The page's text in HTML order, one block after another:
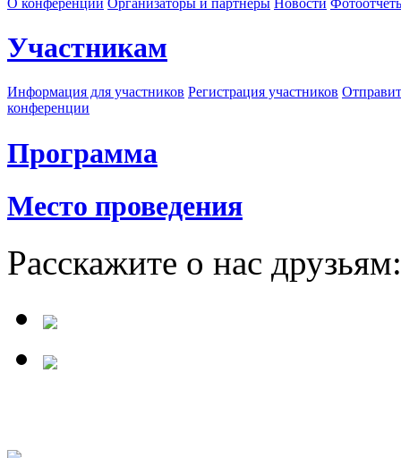
О конференции Организаторы и партнеры Новости
Участникам
Информация для участников Регистрация участников
конференции
Программа
Место проведения
Расскажите о нас друзьям: